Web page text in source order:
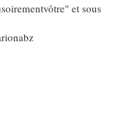
et sous